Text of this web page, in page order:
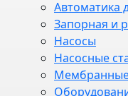
Автоматика
Запорная и
Насосы
Насосные